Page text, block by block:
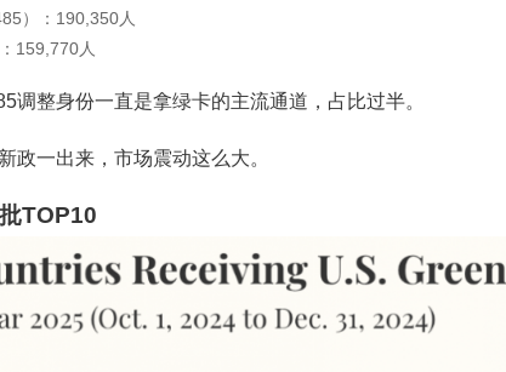
）：190,350人
159,770人
调整身份一直是拿绿卡的主流通道，占比过半。
政一出来，市场震动这么大。
TOP10